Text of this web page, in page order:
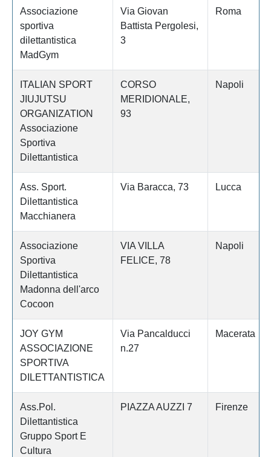
Associazione
sportiva
dilettantistica
MadGym
Via Giovan
Battista Pergolesi,
3
Roma
ITALIAN SPORT
JIUJUTSU
ORGANIZATION
Associazione
Sportiva
Dilettantistica
CORSO
MERIDIONALE,
93
Napoli
Ass. Sport.
Dilettantistica
Macchianera
Via Baracca, 73 Lucca
Associazione
Sportiva
Dilettantistica
Madonna dell'arco
Cocoon
VIA VILLA
FELICE, 78
Napoli
JOY GYM
ASSOCIAZIONE
SPORTIVA
DILETTANTISTICA
Via Pancalducci
n.27
Macerata
Ass.Pol.
Dilettantistica
Gruppo Sport E
Cultura
PIAZZA AUZZI 7 Firenze